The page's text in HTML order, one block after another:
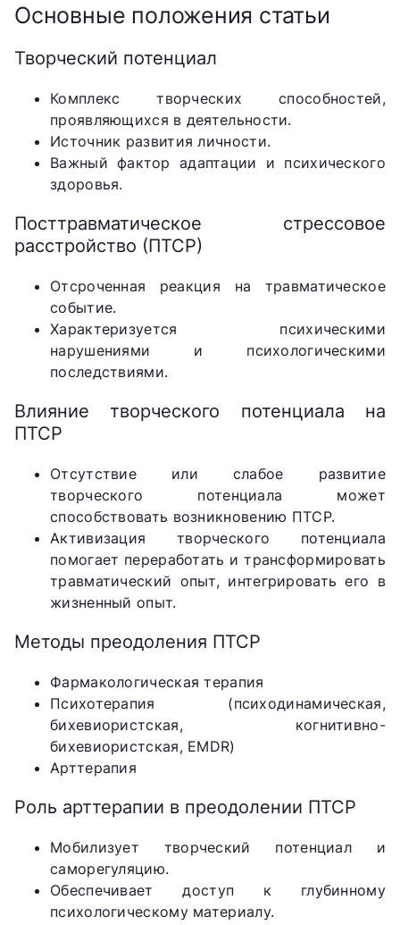
Основные положения статьи
Творческий потенциал
Комплекс творческих способностей,
проявляющихся в деятельности.
Источник развития личности.
Важный фактор адаптации и психического
здоровья.
Посттравматическое стрессовое
расстройство (ПТСР)
Отсроченная реакция на травматическое
событие.
Характеризуется психическими
нарушениями и психологическими
последствиями.
Влияние творческого потенциала на
ПТСР
Отсутствие или слабое развитие
творческого потенциала может
способствовать возникновению ПТСР.
Активизация творческого потенциала
помогает переработать и трансформировать
травматический опыт, интегрировать его в
жизненный опыт.
Методы преодоления ПТСР
Фармакологическая терапия
Психотерапия (психодинамическая,
бихевиористская, когнитивно-
бихевиористская, EMDR)
Арттерапия
Роль арттерапии в преодолении ПТСР
Мобилизует творческий потенциал и
саморегуляцию.
Обеспечивает доступ к глубинному
психологическому материалу.